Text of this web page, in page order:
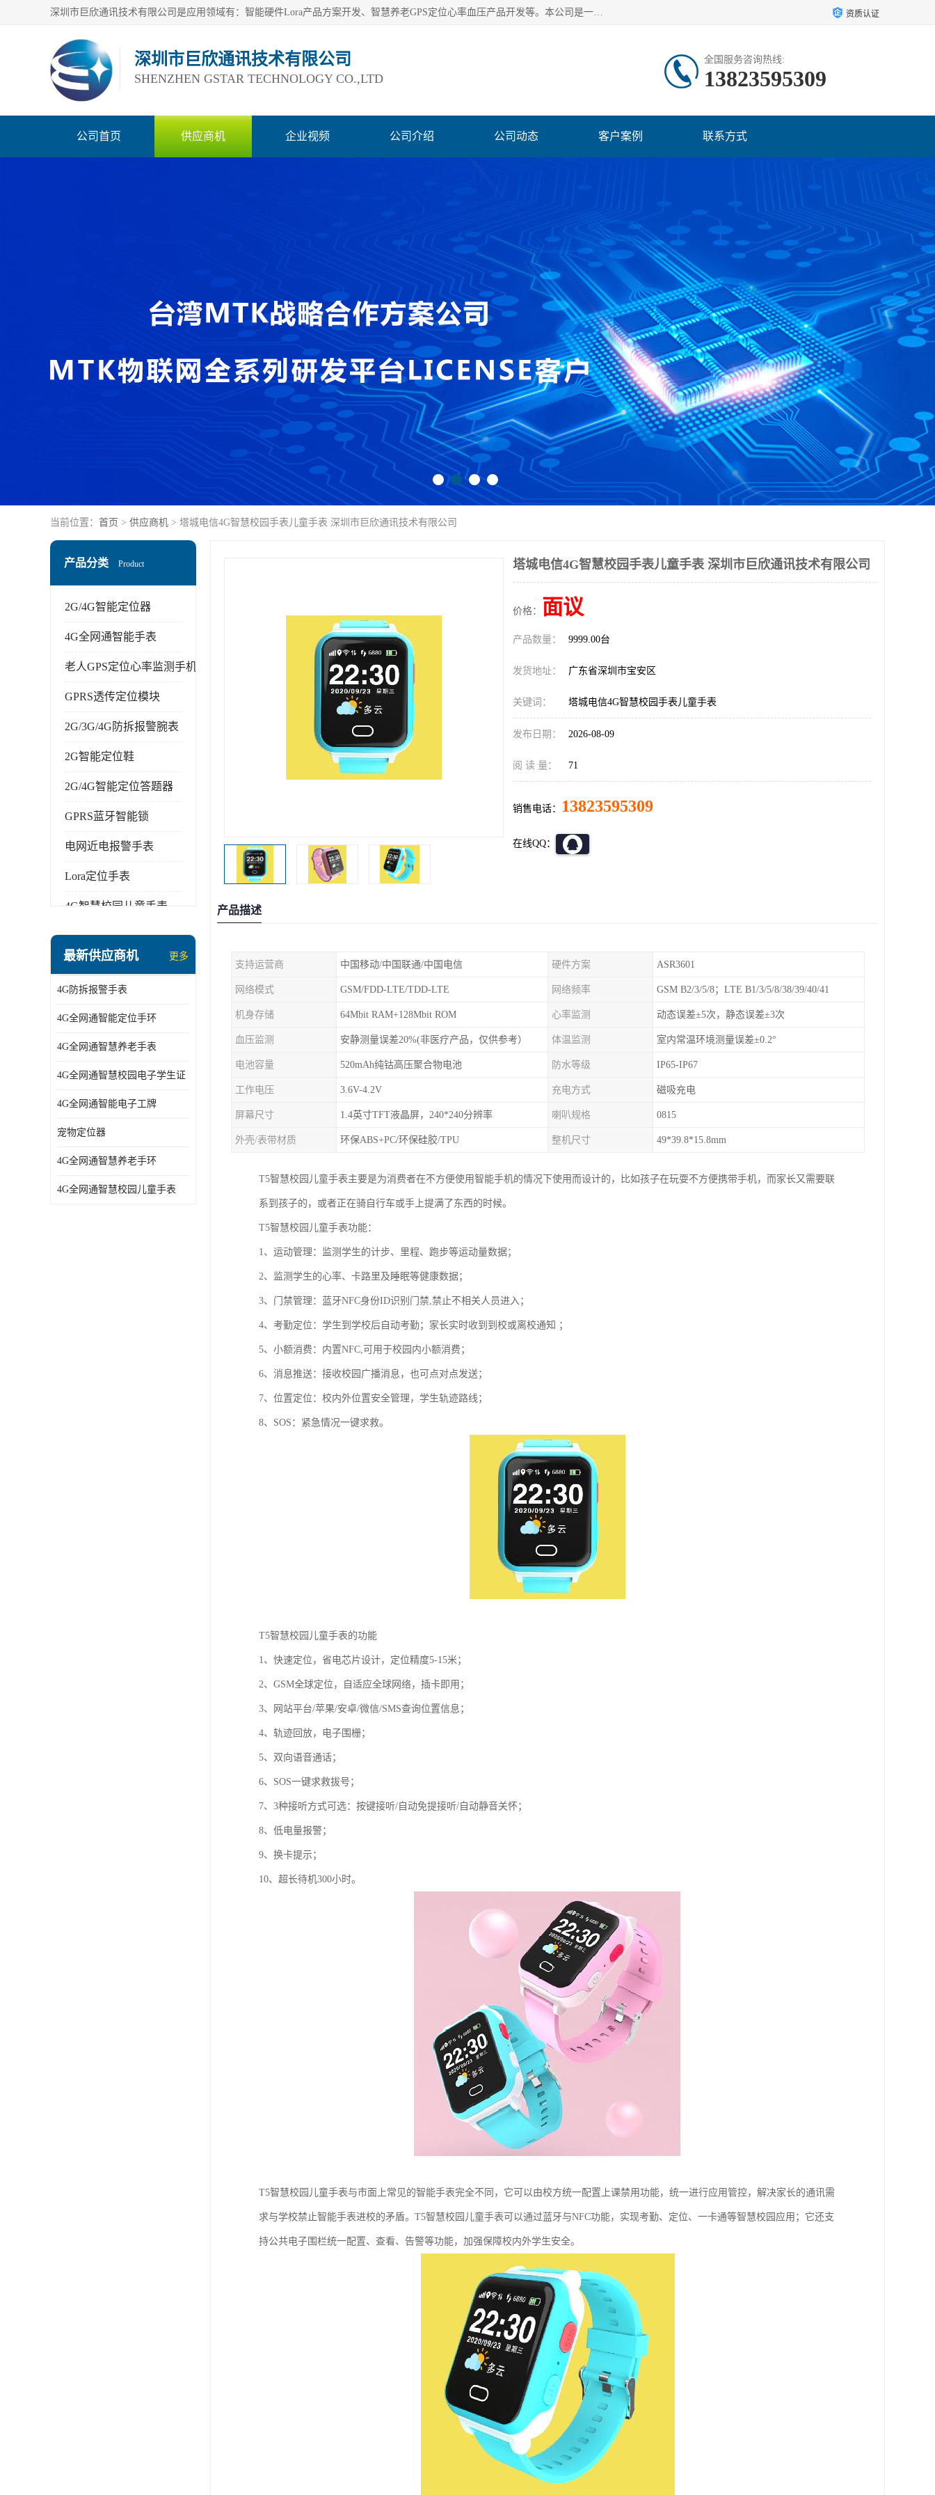
深圳市巨欣通讯技术有限公司是应用领域有：智能硬件Lora产品方案开发、智慧养老GPS定位心率血压产品开发等。本公司是一家民营高新技术企业、行业成员之一的智能硬件方案提供商，公司致力于为智能物联领域提供硬件解决方案。公司可满足不同类型客户采购需要，巨欣通讯切身体会客户对服务及时性的要求，建立了完善的售后服务系统，运用先进的互联网工具为客户提供及时、周到的服务！ 资质认证
深圳市巨欣通讯技术有限公司
SHENZHEN GSTAR TECHNOLOGY CO.,LTD
全国服务咨询热线:
13823595309
公司首页 供应商机 企业视频 公司介绍 公司动态 客户案例 联系方式
当前位置： 首页 > 供应商机 > 塔城电信4G智慧校园手表儿童手表 深圳市巨欣通讯技术有限公司
产品分类 Product
2G/4G智能定位器
4G全网通智能手表
老人GPS定位心率监测手机
GPRS透传定位模块
2G/3G/4G防拆报警腕表
2G智能定位鞋
2G/4G智能定位答题器
GPRS蓝牙智能锁
电网近电报警手表
Lora定位手表
4G智慧校园儿童手表
指静脉识别智能锁
2G/BT4.0智能睡眠带
2G/4G智慧养老手环
最新供应商机 更多
4G防拆报警手表
4G全网通智能定位手环
4G全网通智慧养老手表
4G全网通智慧校园电子学生证
4G全网通智能电子工牌
宠物定位器
4G全网通智慧养老手环
4G全网通智慧校园儿童手表
塔城电信4G智慧校园手表儿童手表 深圳市巨欣通讯技术有限公司
价格： 面议
产品数量： 9999.00台
发货地址： 广东省深圳市宝安区
关键词： 塔城电信4G智慧校园手表儿童手表
发布日期： 2026-08-09
阅 读 量： 71
销售电话： 13823595309
在线QQ：
产品描述
支持运营商 中国移动/中国联通/中国电信 硬件方案 ASR3601
网络模式 GSM/FDD-LTE/TDD-LTE 网络频率 GSM B2/3/5/8；LTE B1/3/5/8/38/39/40/41
机身存储 64Mbit RAM+128Mbit ROM 心率监测 动态误差±5次，静态误差±3次
血压监测 安静测量误差20%(非医疗产品，仅供参考） 体温监测 室内常温环境测量误差±0.2°
电池容量 520mAh纯钴高压聚合物电池 防水等级 IP65-IP67
工作电压 3.6V-4.2V 充电方式 磁吸充电
屏幕尺寸 1.4英寸TFT液晶屏，240*240分辨率 喇叭规格 0815
外壳/表带材质 环保ABS+PC/环保硅胶/TPU 整机尺寸 49*39.8*15.8mm
T5智慧校园儿童手表主要是为消费者在不方便使用智能手机的情况下使用而设计的，比如孩子在玩耍不方便携带手机，而家长又需要联
系到孩子的，或者正在骑自行车或手上提满了东西的时候。
T5智慧校园儿童手表功能：
1、运动管理：监测学生的计步、里程、跑步等运动量数据；
2、监测学生的心率、卡路里及睡眠等健康数据；
3、门禁管理：蓝牙NFC身份ID识别门禁,禁止不相关人员进入；
4、考勤定位：学生到学校后自动考勤；家长实时收到到校或离校通知 ；
5、小额消费：内置NFC,可用于校园内小额消费；
6、消息推送：接收校园广播消息，也可点对点发送；
7、位置定位：校内外位置安全管理，学生轨迹路线；
8、SOS：紧急情况一键求救。
T5智慧校园儿童手表的功能
1、快速定位，省电芯片设计，定位精度5-15米；
2、GSM全球定位，自适应全球网络，插卡即用；
3、网站平台/苹果/安卓/微信/SMS查询位置信息；
4、轨迹回放，电子围栅；
5、双向语音通话；
6、SOS一键求救拔号；
7、3种接听方式可选：按键接听/自动免提接听/自动静音关怀；
8、低电量报警；
9、换卡提示；
10、超长待机300小时。
T5智慧校园儿童手表与市面上常见的智能手表完全不同，它可以由校方统一配置上课禁用功能，统一进行应用管控，解决家长的通讯需
求与学校禁止智能手表进校的矛盾。T5智慧校园儿童手表可以通过蓝牙与NFC功能，实现考勤、定位、一卡通等智慧校园应用；它还支
持公共电子围栏统一配置、查看、告警等功能，加强保障校内外学生安全。